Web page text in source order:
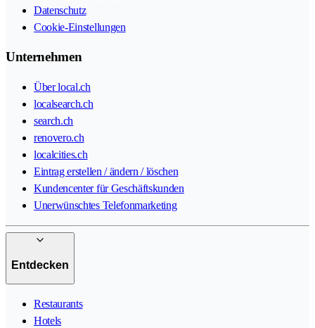
Datenschutz
Cookie-Einstellungen
Unternehmen
Über local.ch
localsearch.ch
search.ch
renovero.ch
localcities.ch
Eintrag erstellen / ändern / löschen
Kundencenter für Geschäftskunden
Unerwünschtes Telefonmarketing
Entdecken
Restaurants
Hotels